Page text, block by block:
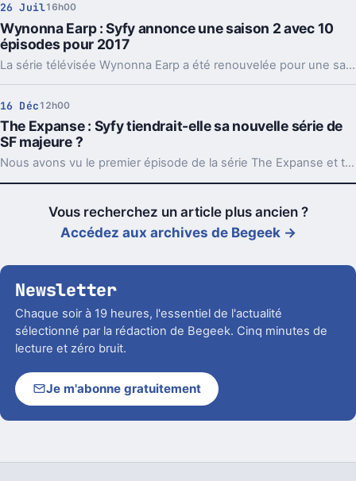
26 Juil16h00
Wynonna Earp : Syfy annonce une saison 2 avec 10
épisodes pour 2017
La série télévisée Wynonna Earp a été renouvelée pour une saison 2 par le chaine américaine Syfy.
16 Déc 12h00
The Expanse : Syfy tiendrait-elle sa nouvelle série de
SF majeure ?
Nous avons vu le premier épisode de la série The Expanse et tout porte à croire que la chaîne Syfy tient quelque chose de solide.
Vous recherchez un article plus ancien ?
Accédez aux archives de Begeek →
Newsletter
Chaque soir à 19 heures, l'essentiel de l'actualité
sélectionné par la rédaction de Begeek. Cinq minutes de
lecture et zéro bruit.
Je m'abonne gratuitement